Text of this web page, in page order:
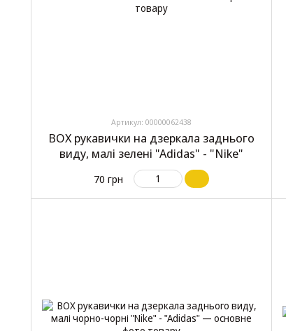
Артикул: 00000062438
BOX рукавички на дзеркала заднього
виду, малі зелені "Adidas" - "Nike"
70 грн